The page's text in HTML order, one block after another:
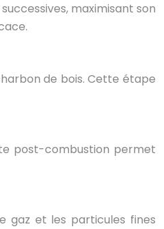
maximisant son
de bois. Cette étape
post-combustion permet
gaz et les particules fines